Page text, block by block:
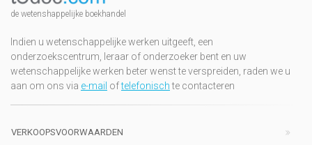
de wetenshappelijke boekhandel
Indien u wetenschappelijke werken uitgeeft, een
onderzoekscentrum, leraar of onderzoeker bent en uw
wetenschappelijke werken beter wenst te verspreiden, raden we u
aan om ons via e-mail oftelefonischte contacteren
VERKOOPSVOORWAARDEN